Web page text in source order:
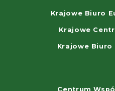
Krajowe Biuro
Krajowe
Krajowe Biuro
Centrum